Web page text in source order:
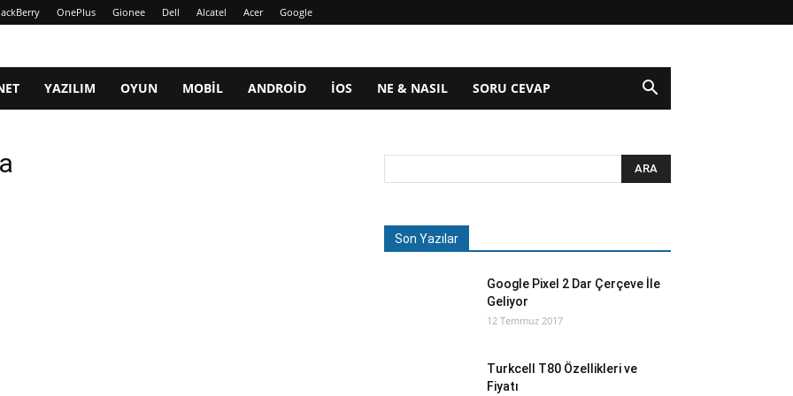
OnePlus Gionee Dell Alcatel Acer Google
YAZILIM OYUN MOBIL ANDROID IOS NE & NASIL SORU CEVAP
Son Yazılar
Google Pixel 2 Dar Çerçeve İle
Geliyor
12 Temmuz 2017
Turkcell T80 Özellikleri ve
Fiyatı